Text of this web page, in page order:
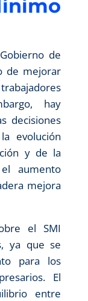
de
de mejorar
hay
decisiones
evolución
y de la
aumento
mejora
el SMI
ya que se
para los
El
entre